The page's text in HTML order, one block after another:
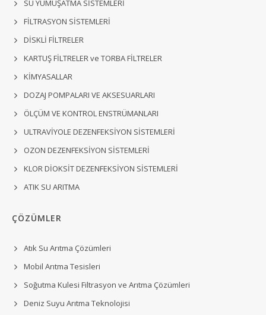
SU YUMUŞATMA SİSTEMLERİ
FİLTRASYON SİSTEMLERİ
DİSKLİ FİLTRELER
KARTUŞ FİLTRELER ve TORBA FİLTRELER
KİMYASALLAR
DOZAJ POMPALARI VE AKSESUARLARI
ÖLÇÜM VE KONTROL ENSTRÜMANLARI
ULTRAVİYOLE DEZENFEKSİYON SİSTEMLERİ
OZON DEZENFEKSİYON SİSTEMLERİ
KLOR DİOKSİT DEZENFEKSİYON SİSTEMLERİ
ATIK SU ARITMA
ÇÖZÜMLER
Atık Su Arıtma Çözümleri
Mobil Arıtma Tesisleri
Soğutma Kulesi Filtrasyon ve Arıtma Çözümleri
Deniz Suyu Arıtma Teknolojisi